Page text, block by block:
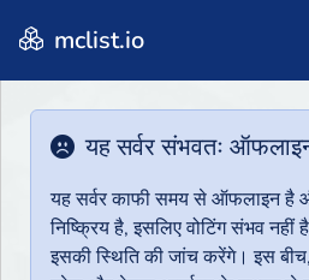
mclist.io
यह सर्वर संभवतः
यह सर्वर काफी समय से ऑफलाइन है
निष्क्रिय है, इसलिए वोटिंग संभव
इसकी स्थिति की जांच करेंगे। इस